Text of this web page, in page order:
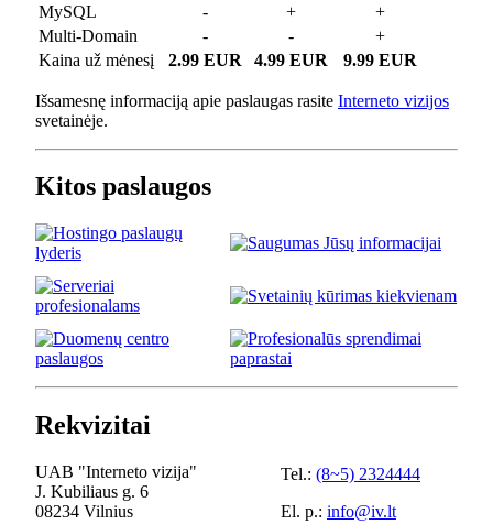
MySQL
- +
+
Multi-Domain
- -
+
Kaina už mėnesį
2.99 EUR 4.99 EUR 9.99 EUR
Išsamesnę informaciją apie paslaugas rasite Interneto vizijos
svetainėje.
Kitos paslaugos
Rekvizitai
UAB "Interneto vizija"
J. Kubiliaus g. 6
08234 Vilnius
Tel.: (8~5) 2324444
El. p.: info@iv.lt